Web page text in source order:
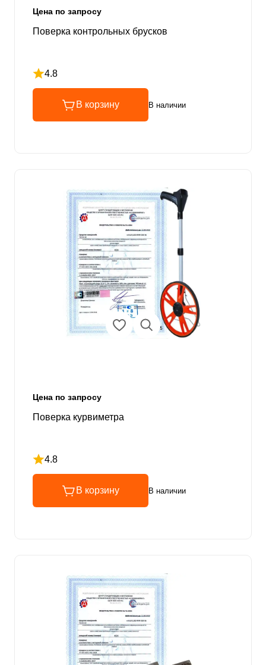
Цена по запросу
Поверка контрольных брусков
4.8
Рейтинг 4.8 из 5
В корзину В наличии
Цена по запросу
Поверка курвиметра
4.8
Рейтинг 4.8 из 5
В корзину В наличии